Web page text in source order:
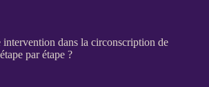
intervention dans la circonscription de
par étape ?